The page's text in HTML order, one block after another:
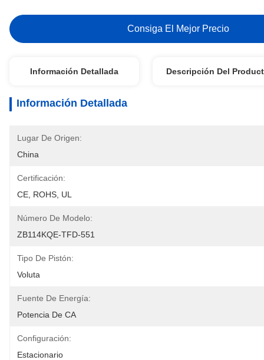
Consiga El Mejor Precio
Información Detallada Descripción Del
Información Detallada
Lugar De Origen:
China
Certificación:
CE, ROHS, UL
Número De Modelo:
ZB114KQE-TFD-551
Tipo De Pistón:
Voluta
Fuente De Energía:
Potencia De CA
Configuración:
Estacionario